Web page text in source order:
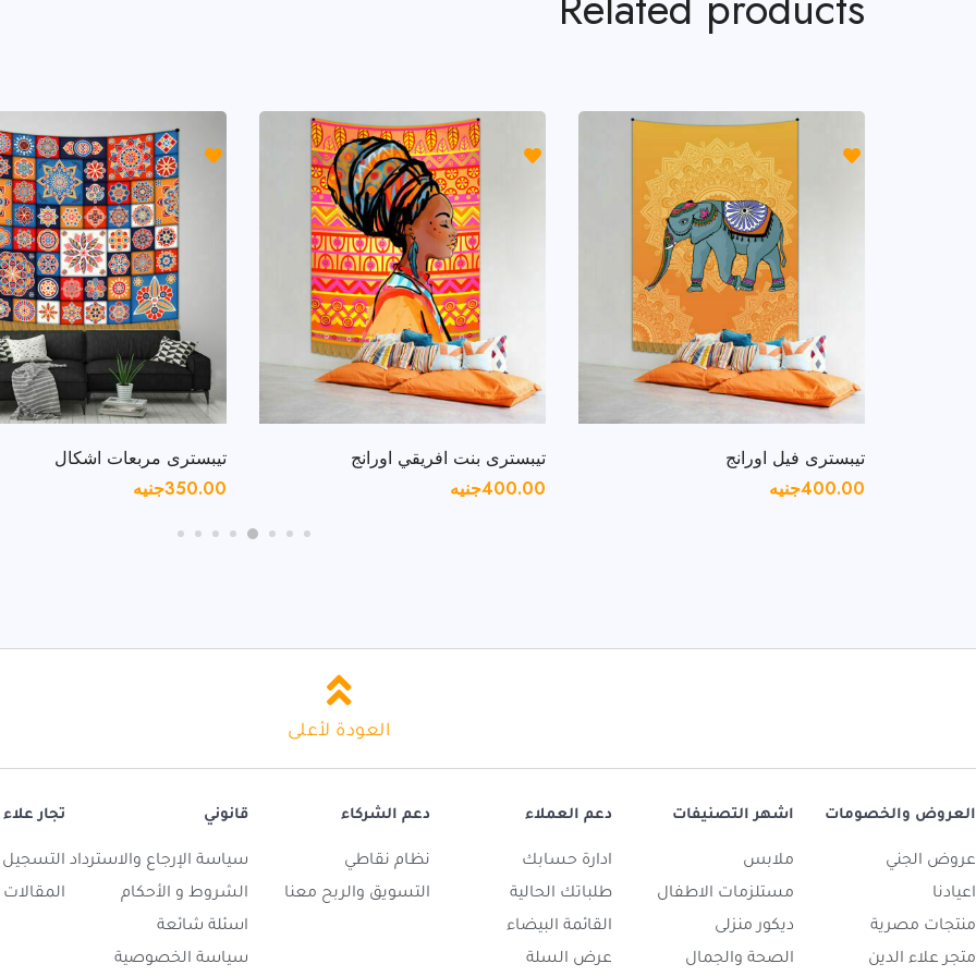
تيبسترى فيل اورانج
400.00جنيه
تيبسترى بنت افريقي اورانج
400.00جنيه
تيبسترى مربعات اشكال
350.00جنيه
العودة لأعلى
العروض والخصومات
عروض الجني
اعيادنا
منتجات مصرية
متجر علاء الدين
اشهر التصنيفات
ملابس
مستلزمات الاطفال
ديكور منزلى
الصحة والجمال
دعم العملاء
ادارة حسابك
طلباتك الحالية
القائمة البيضاء
عرض السلة
دعم الشركاء
نظام نقاطي
التسويق والربح معنا
قانوني
سياسة الإرجاع والاسترداد
الشروط و الأحكام
اسئلة شائعة
سياسة الخصوصية
تجار
التسجيل
المقالات